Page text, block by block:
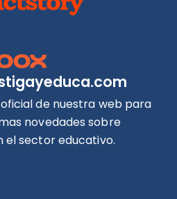
de nuestra web para
novedades sobre
el sector educativo.